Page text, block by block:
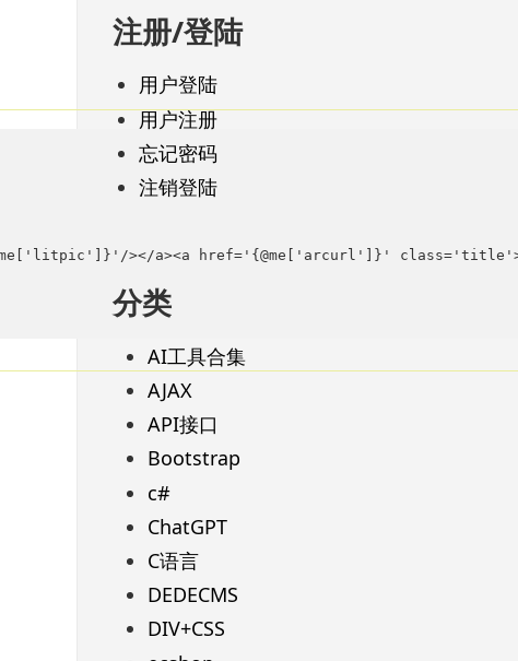
></a><a href='{@me['arcurl']}'
注册/登陆
用户登陆
用户注册
忘记密码
注销登陆
分类
AI工具合集
AJAX
API接口
Bootstrap
c#
ChatGPT
C语言
DEDECMS
DIV+CSS